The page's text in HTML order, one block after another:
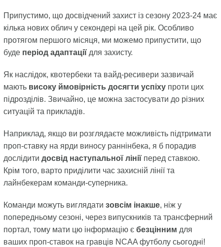
Припустимо, що досвідчений захист із сезону 2023-24 має
кілька нових облич у секондері на цей рік. Особливо
протягом першого місяця, ми можемо припустити, що
буде період адаптаціїдля захисту.
Як наслідок, квотербеки та вайд-ресивери зазвичай
мають високу ймовірність досягти успіхупроти цих
підрозділів. Звичайно, це можна застосувати до різних
ситуацій та прикладів.
Наприклад, якщо ви розглядаєте можливість підтримати
проп-ставку на ярди виносу раннінбека, я б порадив
дослідити досвід наступальної лініїперед ставкою.
Крім того, варто приділити час захисній лінії та
лайнбекерам команди-суперника.
Команди можуть виглядати зовсім інакше, ніж у
попередньому сезоні, через випускників та трансферний
портал, тому мати цю інформацію є безцінним для
ваших проп-ставок на гравців NCAA футболу сьогодні!